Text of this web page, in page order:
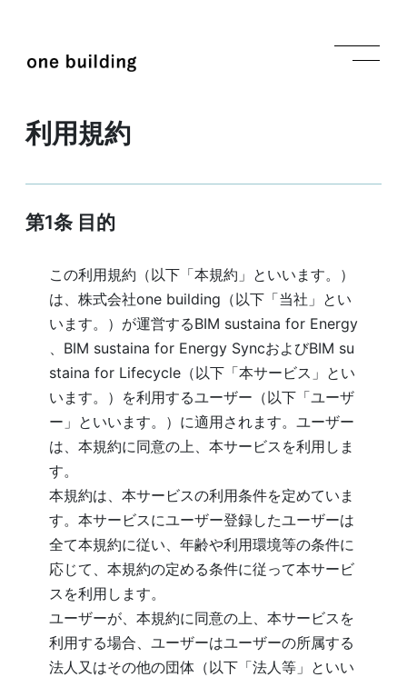
利用規約
第1条 目的
この利用規約（以下「本規約」といいます。）
は、株式会社one building（以下「当社」とい
います。）が運営するBIM sustaina for Energy
、BIM sustaina for Energy SyncおよびBIM su
staina for Lifecycle（以下「本サービス」とい
います。）を利用するユーザー（以下「ユーザ
ー」といいます。）に適用されます。ユーザー
は、本規約に同意の上、本サービスを利用しま
す。
本規約は、本サービスの利用条件を定めていま
す。本サービスにユーザー登録したユーザーは
全て本規約に従い、年齢や利用環境等の条件に
応じて、本規約の定める条件に従って本サービ
スを利用します。
ユーザーが、本規約に同意の上、本サービスを
利用する場合、ユーザーはユーザーの所属する
法人又はその他の団体（以下「法人等」といい